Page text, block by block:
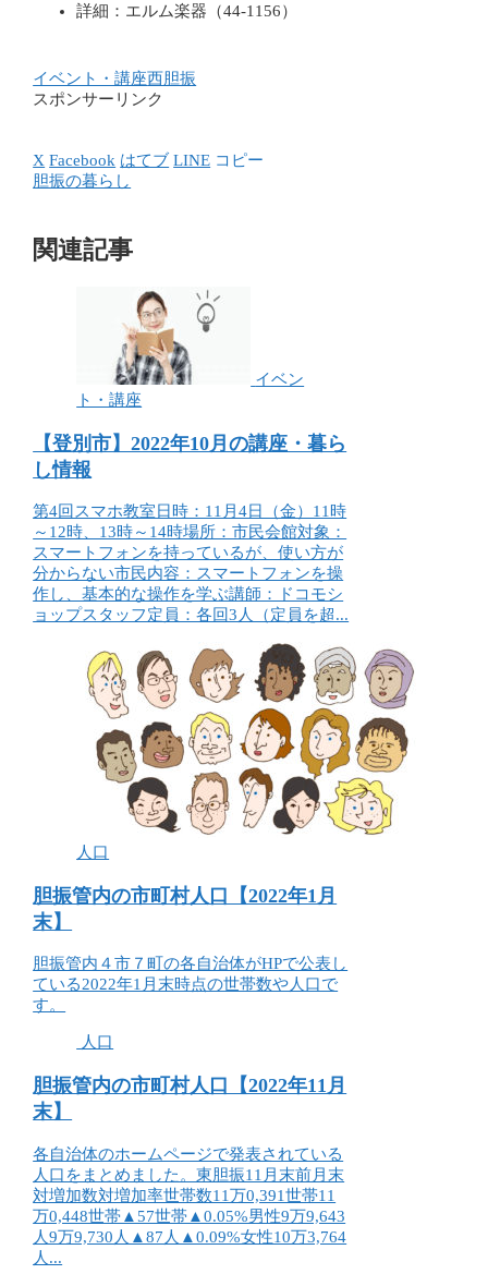
詳細：エルム楽器（44-1156）
イベント・講座西胆振
スポンサーリンク
X Facebook はてブ LINE コピー
胆振の暮らし
関連記事
イベン
ト・講座
【登別市】2022年10月の講座・暮ら
し情報
第4回スマホ教室日時：11月4日（金）11時
～12時、13時～14時場所：市民会館対象：
スマートフォンを持っているが、使い方が
分からない市民内容：スマートフォンを操
作し、基本的な操作を学ぶ講師：ドコモシ
ョップスタッフ定員：各回3人（定員を超...
人口
胆振管内の市町村人口【2022年1月
末】
胆振管内４市７町の各自治体がHPで公表し
ている2022年1月末時点の世帯数や人口で
す。
人口
胆振管内の市町村人口【2022年11月
末】
各自治体のホームページで発表されている
人口をまとめました。東胆振11月末前月末
対増加数対増加率世帯数11万0,391世帯11
万0,448世帯▲57世帯▲0.05%男性9万9,643
人9万9,730人▲87人▲0.09%女性10万3,764
人...